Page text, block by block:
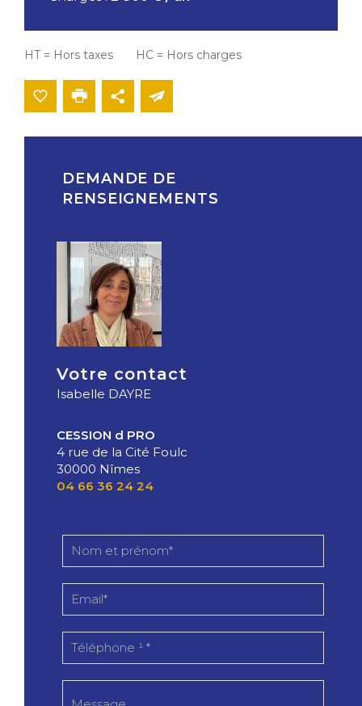
HT = Hors taxes HC = Hors charges
DEMANDE DE
RENSEIGNEMENTS
Votre contact
Isabelle DAYRE
CESSION d PRO
4 rue de la Cité Foulc
30000 Nîmes
04 66 36 24 24